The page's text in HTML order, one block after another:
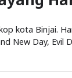
kota Binjai.
New Day, Evil